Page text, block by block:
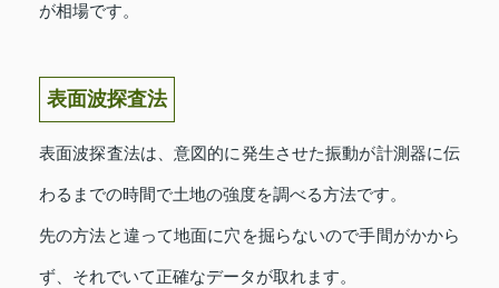
が相場です。
表面波探査法
表面波探査法は、意図的に発生させた振動が計測器に伝
わるまでの時間で土地の強度を調べる方法です。
先の方法と違って地面に穴を掘らないので手間がかから
ず、それでいて正確なデータが取れます。